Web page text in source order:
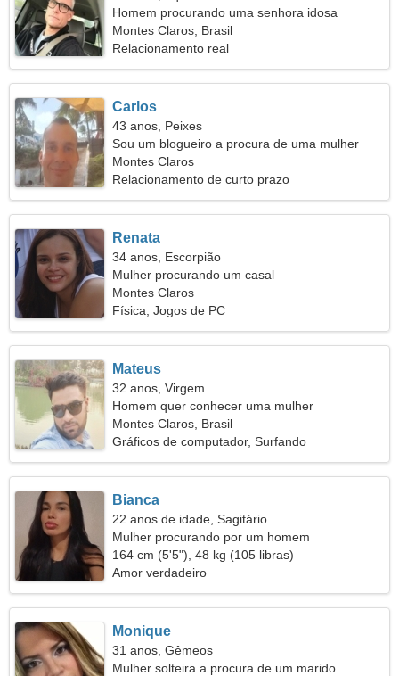
Homem procurando uma senhora idosa
Montes Claros, Brasil
Relacionamento real
Carlos
43 anos, Peixes
Sou um blogueiro a procura de uma mulher
sedutora
Montes Claros
Relacionamento de curto prazo
Renata
34 anos, Escorpião
Mulher procurando um casal
Montes Claros
Física, Jogos de PC
Mateus
32 anos, Virgem
Homem quer conhecer uma mulher
Montes Claros, Brasil
Gráficos de computador, Surfando
Bianca
22 anos de idade, Sagitário
Mulher procurando por um homem
164 cm (5'5"), 48 kg (105 libras)
Amor verdadeiro
Monique
31 anos, Gêmeos
Mulher solteira a procura de um marido